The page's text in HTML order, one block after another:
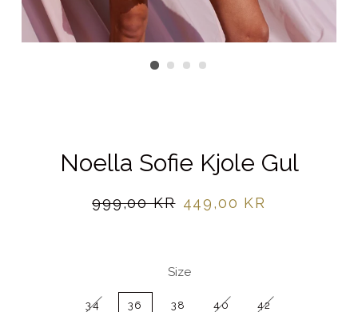
Noella Sofie Kjole Gul
Normalpris
999,00 KR Udsalgspris
449,00 KR
Size
34 36 38 40 42